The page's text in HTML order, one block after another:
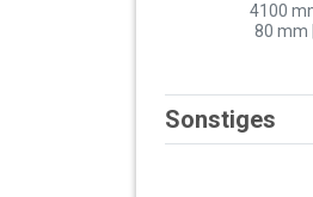
4100
80 mm
Sonstiges